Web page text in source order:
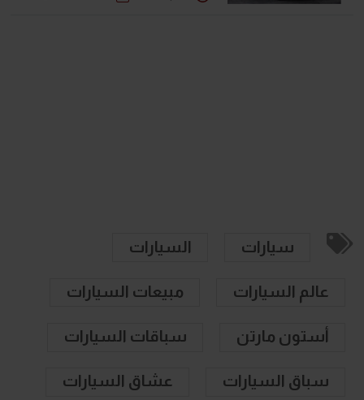
سيارات السيارات
عالم السيارات مبيعات السيارات
أستون مارتن سباقات السيارات
سباق السيارات عشاق السيارات